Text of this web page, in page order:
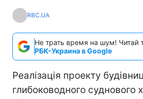
RBC.UA
Не трать время на шум! Читай
РБК-Украина в Google
Реалізація проекту
глибоководного суднового